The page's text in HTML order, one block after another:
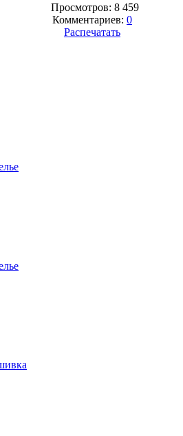
Просмотров: 8 459
Комментариев: 0
Распечатать